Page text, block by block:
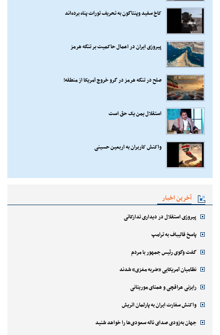
کاخ سفید وپنتاگون به تحریف تورات پناه برده‌اند
پیروزی ایران در اعمال حاکمیت بر تنگه هرمز
صلح در تنگه هرمز در گرو خروج آمریکا از منطقه!
استقلال یمن یک حق است
واکنش کاربران به اربعین حسینی
آخرین اخبار
پیروزی استقلال در دیداری تدارکاتی
پاسخ قالیباف به ترامپ
گفت وگوی رئیس جمهور با مردم
نظامیان آمریکایی «ضربه مغزی» شدند
رایزنی عراقچی و همتای موریتانی
واکنش سفارت ایران به پارلمان اتریش
جهان به‌زودی صدای ناله سعودی‌ها را خواهد شنید